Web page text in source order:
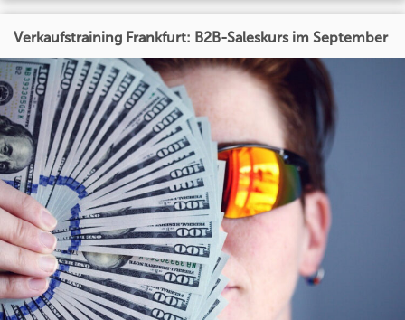
Verkaufstraining Frankfurt: B2B-Saleskurs im September